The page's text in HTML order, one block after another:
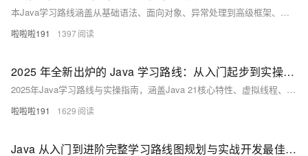
本Java学习路线涵盖从基础语法、面向对象、异常处理到高级框架、微服务、JVM调优等内容，适合新手入门到进阶，助力掌握企业级开发技能，快速成为合格Java开发者。
啦啦啦191 1397
2025 年全新出炉的 Java 学习路线：从入门起步到实操精通的详细指南
2025年Java学习路线与实操指南，涵盖Java 21核心特性、虚拟线程、Spring Boot 3、微服务、Spring Security、容器化部署等前沿技术，助你从入门到企业级开发进阶。
啦啦啦191 1629
Java 从入门到进阶完整学习路线图规划与实战开发最佳实践指南